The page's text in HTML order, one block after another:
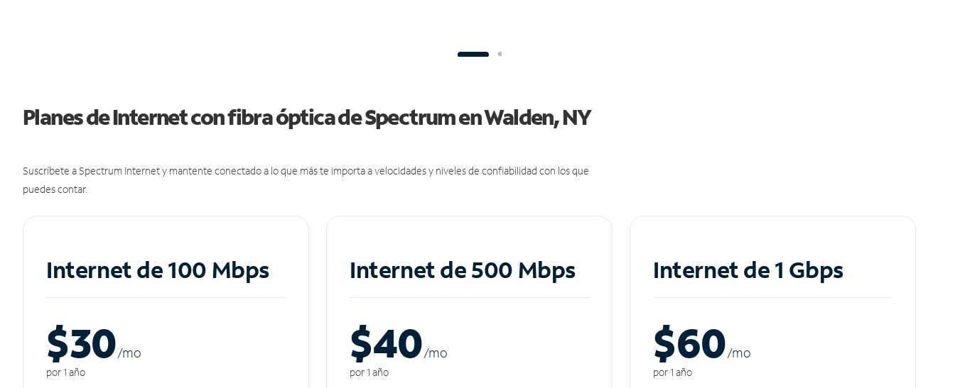
Planes de Internet con fibra óptica de Spectrum en Walden, NY
Suscríbete a Spectrum Internet y mantente conectado a lo que más te importa a velocidades y niveles de confiabilidad con los que
puedes contar.
Internet de 100 Mbps
$30/mo
por 1 año
Internet de 500 Mbps
$40/mo
por 1 año
Internet de 1 Gbps
$60/mo
por 1 año